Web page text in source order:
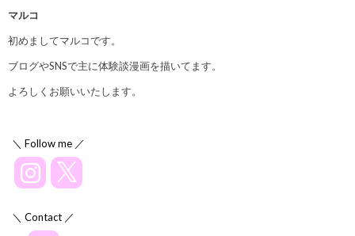
マルコ
初めましてマルコです。
ブログやSNSで主に体験談漫画を描いてます。
よろしくお願いいたします。
＼ Follow me ／
＼ Contact ／